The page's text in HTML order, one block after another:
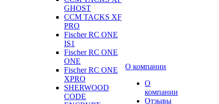
GHOST
CCM TACKS XF
PRO
Fischer RC ONE
IS1
Fischer RC ONE
ONE
Fischer RC ONE
XPRO
SHERWOOD
CODE
О компании
О
компании
Отзывы